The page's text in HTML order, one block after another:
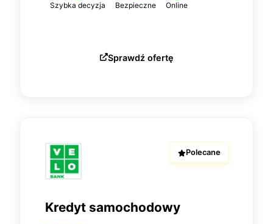
Szybka decyzja Bezpieczne Online
Sprawdź ofertę
Polecane
Kredyt samochodowy